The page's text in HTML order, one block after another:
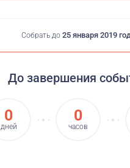
Собрать до 25 января 2019
До завершения
0
дней
0
часов